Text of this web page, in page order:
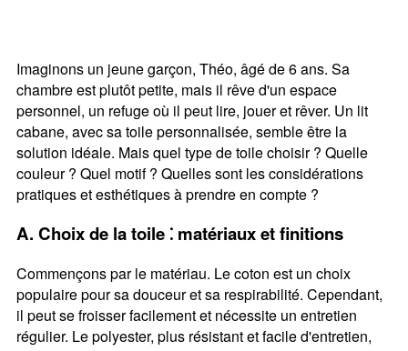
Imaginons un jeune garçon, Théo, âgé de 6 ans. Sa
chambre est plutôt petite, mais il rêve d'un espace
personnel, un refuge où il peut lire, jouer et rêver. Un lit
cabane, avec sa toile personnalisée, semble être la
solution idéale. Mais quel type de toile choisir ? Quelle
couleur ? Quel motif ? Quelles sont les considérations
pratiques et esthétiques à prendre en compte ?
A. Choix de la toile ⁚ matériaux et finitions
Commençons par le matériau. Le coton est un choix
populaire pour sa douceur et sa respirabilité. Cependant,
il peut se froisser facilement et nécessite un entretien
régulier. Le polyester, plus résistant et facile d'entretien,